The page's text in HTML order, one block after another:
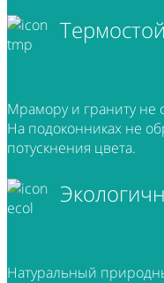
Мрамору и граниту
На подоконниках не
потускнения цвета.
Натуральный